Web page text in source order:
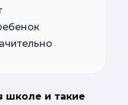
школе и такие